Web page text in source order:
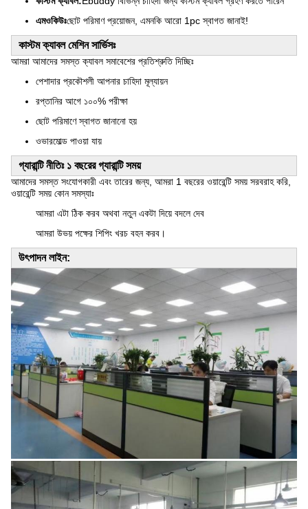
এমওকিউঃছোট পরিমাণ প্রয়োজন, এমনকি আরো 1pc স্বাগত জানাই!
কাস্টম ক্যাবল মেশিন সার্ভিসঃ
আমরা আমাদের সমস্ত ক্যাবল সমাবেশের প্রতিশ্রুতি দিচ্ছিঃ
পেশাদার প্রকৌশলী আপনার চাহিদা মূল্যায়ন
রপ্তানির আগে ১০০% পরীক্ষা
ছোট পরিমাণে স্বাগত জানানো হয়
ওভারমোল্ড পাওয়া যায়
গ্যারান্টি নীতিঃ ১ বছরের গ্যারান্টি সময়
আমাদের সমস্ত সংযোগকারী এবং তারের জন্য, আমরা 1 বছরের ওয়ারেন্টি সময় সরবরাহ করি,
ওয়ারেন্টি সময় কোন সমস্যাঃ
আমরা এটা ঠিক করব অথবা নতুন একটা দিয়ে বদলে দেব
আমরা উভয় পক্ষের শিপিং খরচ বহন করব।
উৎপাদন লাইন: